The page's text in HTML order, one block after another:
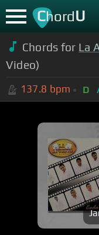
ChordU
Chords for La
Video)
137.8 bpm D